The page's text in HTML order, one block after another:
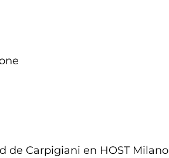
de Carpigiani en HOST Milano